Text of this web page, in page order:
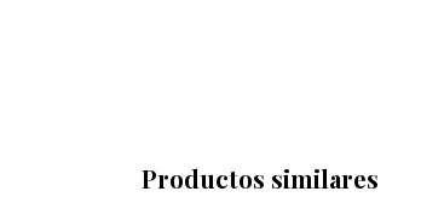
Productos similares